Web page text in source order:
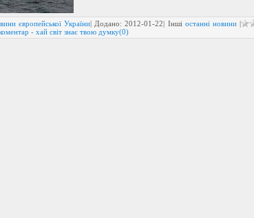
європейської України| Додано:2012-01-22| Інші останні новини|
- хай світ знає твою думку(0)